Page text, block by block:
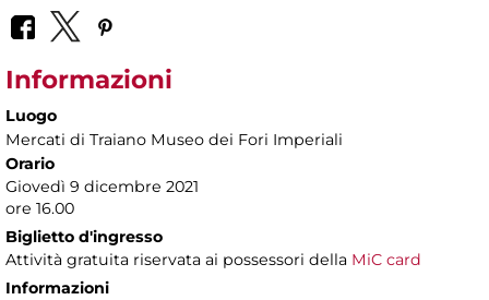
Informazioni
Luogo
Mercati di Traiano Museo dei Fori Imperiali
Orario
Giovedì 9 dicembre 2021
ore 16.00
Biglietto d'ingresso
Attività gratuita riservata ai possessori della MiC card
Informazioni